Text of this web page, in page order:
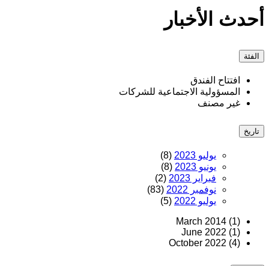
أحدث الأخبار
الفئة
افتتاح الفندق
المسؤولية الاجتماعية للشركات
غير مصنف
تاريخ
يوليو 2023
(8)
يونيو 2023
(8)
فبراير 2023
(2)
نوفمبر 2022
(83)
يوليو 2022
(5)
March 2014 (1)
June 2022 (1)
October 2022 (4)